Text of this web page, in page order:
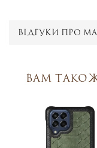
ВІДГУКИ ПРО
Вам